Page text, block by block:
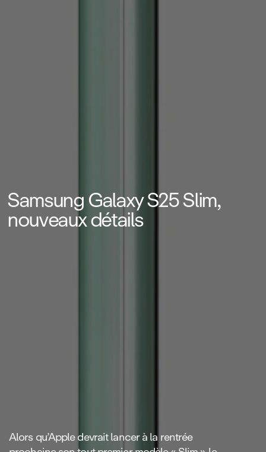
Samsung Galaxy S25 Slim,
nouveaux détails
Alors qu’Apple devrait lancer à la rentrée